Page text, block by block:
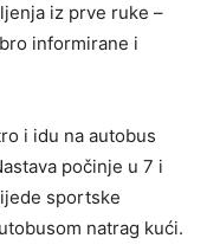
iz prve ruke –
informirane i
i idu na autobus
počinje u 7 i
sportske
natrag kući.